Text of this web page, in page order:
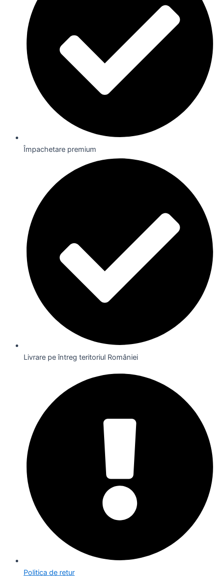
Împachetare premium
Livrare pe întreg teritoriul României
Politica de retur